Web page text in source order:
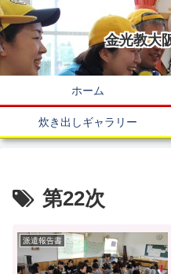
金光教大
ホーム
炊き出しギャラリー
第22次
派遣報告書